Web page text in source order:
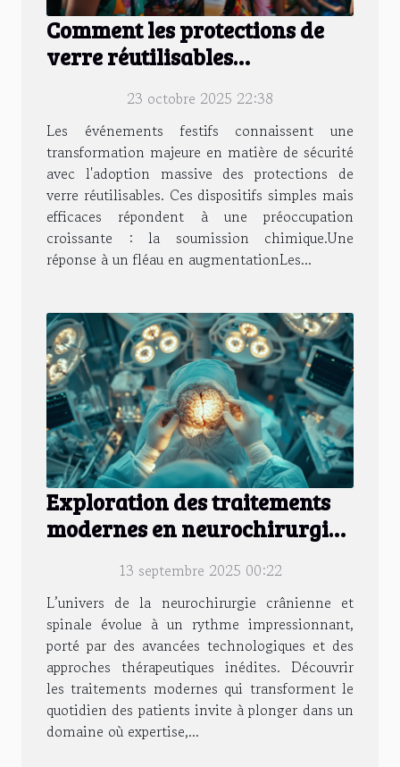
Comment les protections de
verre réutilisables
évènements ?23 octobre 2025 22:38
Les événements festifs connaissent une
transformation majeure en matière de sécurité
avec l'adoption massive des protections de
verre réutilisables. Ces dispositifs simples mais
efficaces répondent à une préoccupation
croissante : la soumission chimique.​Une
réponse à un fléau en augmentationLes...
Exploration des traitements
modernes en neurochirurgie
13 septembre 2025 00:22
L’univers de la neurochirurgie crânienne et
spinale évolue à un rythme impressionnant,
porté par des avancées technologiques et des
approches thérapeutiques inédites. Découvrir
les traitements modernes qui transforment le
quotidien des patients invite à plonger dans un
domaine où expertise,...